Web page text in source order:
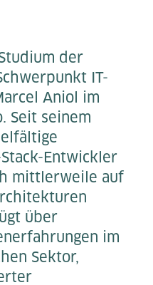
der
IT-
Aniol im
Seit seinem
Entwickler
mittlerweile auf
über
im
Sektor,